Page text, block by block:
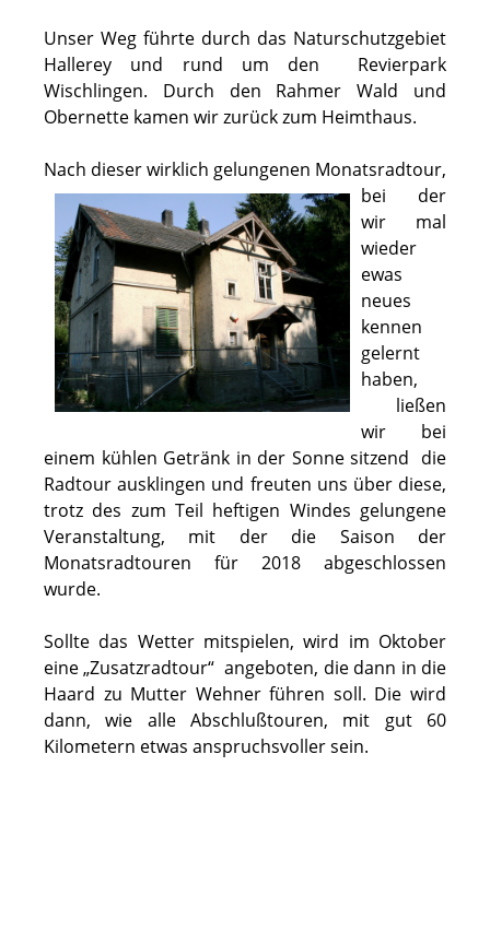
Unser Weg führte durch das Naturschutzgebiet
Hallerey und rund um den Revierpark
Wischlingen. Durch den Rahmer Wald und
Obernette kamen wir zurück zum Heimthaus.
Nach dieser wirklich gelungenen Monatsradtour,
bei der
wir mal
wieder
ewas
neues
kennen
gelernt
haben,
ließen
wir bei
einem kühlen Getränk in der Sonne sitzend die
Radtour ausklingen und freuten uns über diese,
trotz des zum Teil heftigen Windes gelungene
Veranstaltung, mit der die Saison der
Monatsradtouren für 2018 abgeschlossen
wurde.
Sollte das Wetter mitspielen, wird im Oktober
eine „Zusatzradtour“ angeboten, die dann in die
Haard zu Mutter Wehner führen soll. Die wird
dann, wie alle Abschlußtouren, mit gut 60
Kilometern etwas anspruchsvoller sein.